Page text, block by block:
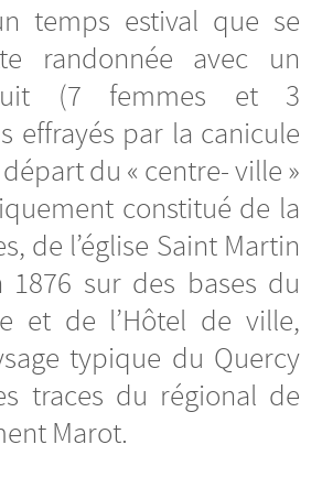
temps estival que se
randonnée avec un
(7 femmes et 3
effrayés par la canicule
du « centre- ville »
constitué de la
de l’église Saint Martin
1876 sur des bases du
et de l’Hôtel de ville,
typique du Quercy
traces du régional de
Marot.